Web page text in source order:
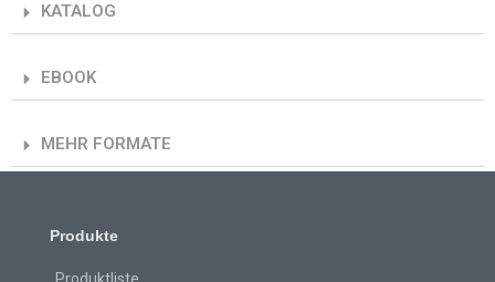
KATALOG
EBOOK
MEHR FORMATE
Produkte